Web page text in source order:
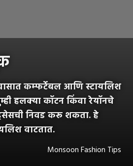
कम्फर्टेबल आणि स्टायलिश
हलक्या कॉटन किंवा रेयॉनचे
निवड करू शकता. हे
वाटतात.
Monsoon Fashion Tips